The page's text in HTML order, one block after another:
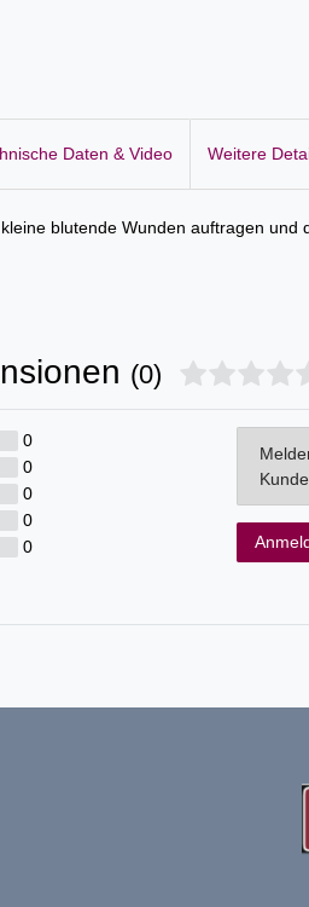
Daten & Video Weitere
blutende Wunden auftragen und
(0)
0
0
0
0
0